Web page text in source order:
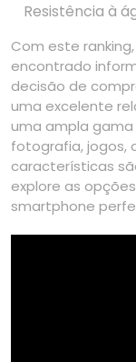
Resistência à
Com este
encontrado
decisão de
uma excelente
uma ampla
fotografia, jogos,
características
explore as
smartphone